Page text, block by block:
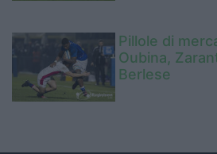
Pillole di
Oubina,
Berlese